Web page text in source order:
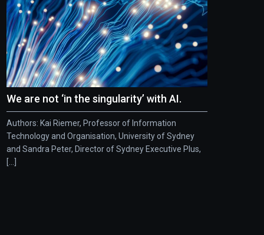
We are not ‘in the singularity’ with AI.
Authors: Kai Riemer, Professor of Information
Technology and Organisation, University of Sydney
and Sandra Peter, Director of Sydney Executive Plus,
[...]